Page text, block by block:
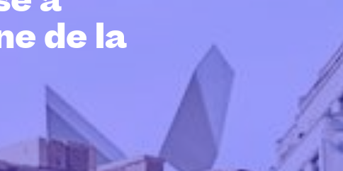
de la